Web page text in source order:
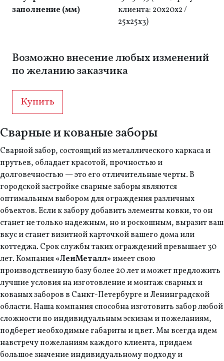
заполнение (мм)
клиента: 20x20х2 /
25х25х3)
Возможно внесение любых изменений
по желанию заказчика
Купить
Сварные и кованые заборы
Сварной забор, состоящий из металлического каркаса и
прутьев, обладает красотой, прочностью и
долговечностью — это его отличительные черты. В
городской застройке сварные заборы являются
оптимальным выбором для ограждения различных
объектов. Если к забору добавить элементы ковки, то он
станет не только надежным, но и роскошным, выразит ваш
вкус и станет визитной карточкой вашего дома или
коттеджа. Срок службы таких ограждений превышает 30
лет. Компания«ЛенМеталл»имеет свою
производственную базу более 20 лет и может предложить
лучшие условия на изготовление и монтаж сварных и
кованых заборов в Санкт-Петербурге и Ленинградской
области. Наша компания способна изготовить забор любой
сложности по индивидуальным эскизам и пожеланиям,
подберет необходимые габариты и цвет. Мы всегда идем
навстречу пожеланиям каждого клиента, придаем
большое значение индивидуальному подходу и